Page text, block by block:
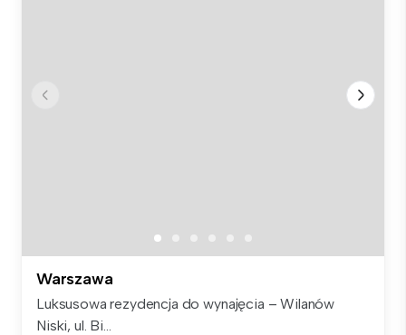
Warszawa
Luksusowa rezydencja do wynajęcia – Wilanów
Niski, ul. Bi...